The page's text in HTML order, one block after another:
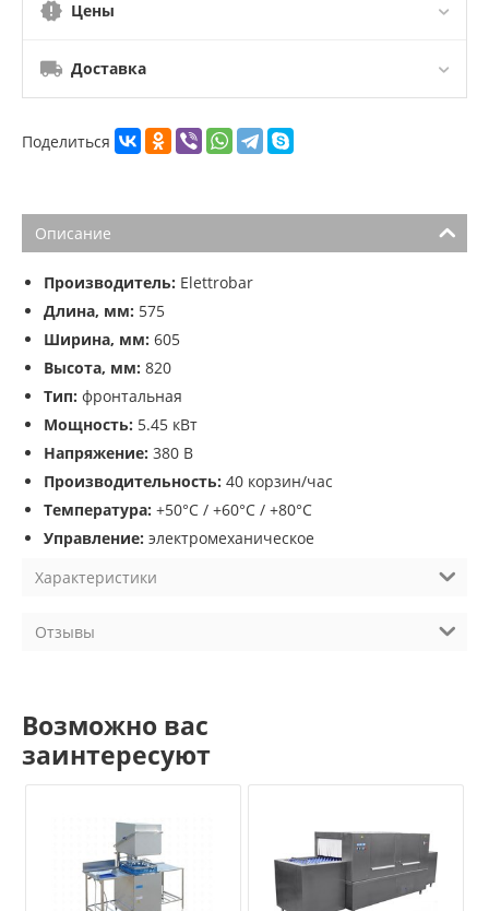
Цены
Доставка
Поделиться
Описание
Производитель: Elettrobar
Длина, мм: 575
Ширина, мм: 605
Высота, мм: 820
Тип: фронтальная
Мощность: 5.45 кВт
Напряжение: 380 В
Производительность: 40 корзин/час
Температура: +50°С / +60°С / +80°С
Управление: электромеханическое
Характеристики
Отзывы
Возможно вас
заинтересуют